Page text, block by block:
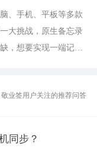
、手机、平板等多款
大挑战，原生备忘录
，想要实现一端记
敬业签用户关注的推荐问答
同步？